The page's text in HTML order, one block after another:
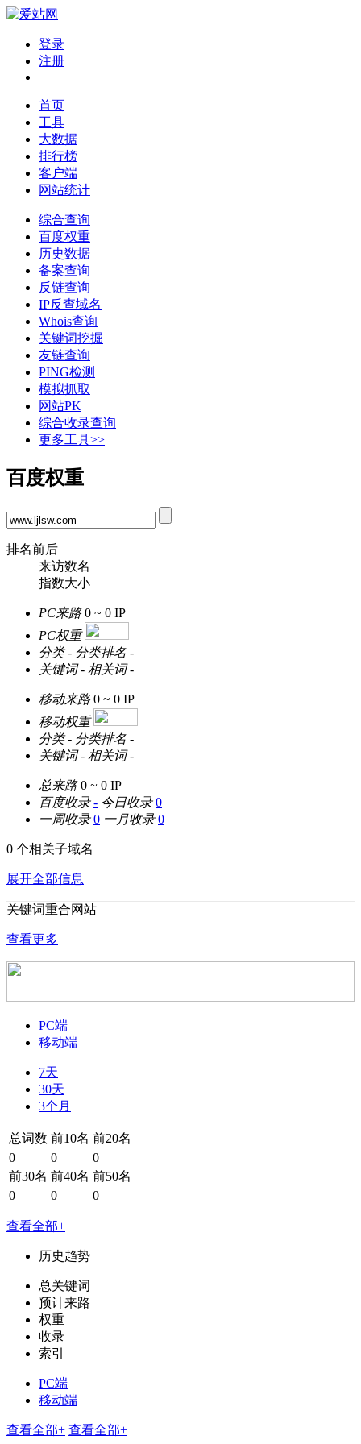
登录
注册
首页
工具
大数据
排行榜
客户端
网站统计
综合查询
百度权重
历史数据
备案查询
反链查询
IP反查域名
Whois查询
关键词挖掘
友链查询
PING检测
模拟抓取
网站PK
综合收录查询
更多工具>>
百度权重
排名前后
来访数名
指数大小
PC来路 0 ~ 0 IP
PC权重
分类 - 分类排名 -
关键词 - 相关词 -
移动来路 0 ~ 0 IP
移动权重
分类 - 分类排名 -
关键词 - 相关词 -
总来路 0 ~ 0 IP
百度收录 - 今日收录 0
一周收录 0 一月收录 0
0 个相关子域名
展开全部信息
关键词重合网站
查看更多
PC端
移动端
7天
30天
3个月
总词数 前10名 前20名
0
0
0
前30名 前40名 前50名
0
0 0
查看全部+
历史趋势
总关键词
预计来路
权重
收录
索引
PC端
移动端
查看全部+ 查看全部+